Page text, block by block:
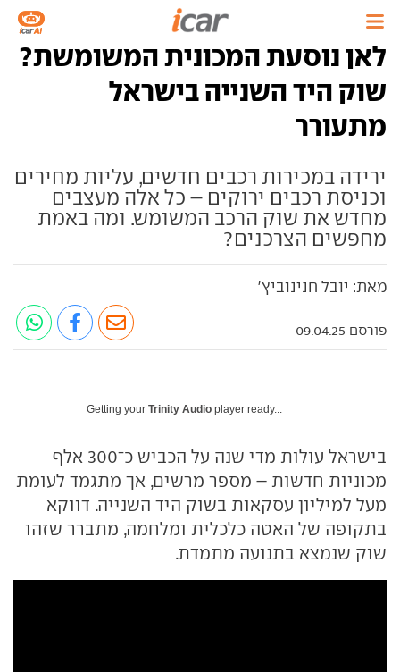
לאן נוסעת המכונית המשומשת?
שוק היד השנייה בישראל
מתעורר
ירידה במכירות רכבים חדשים, עליות מחירים
וכניסת רכבים ירוקים – כל אלה מעצבים
מחדש את שוק הרכב המשומש. ומה באמת
מחפשים הצרכנים?
מאת: יובל חנינוביץ'
פורסם 09.04.25
Getting your Trinity Audio player ready...
בישראל עולות מדי שנה על הכביש כ־300 אלף
מכוניות חדשות – מספר מרשים, אך מתגמד לעומת
מעל למיליון עסקאות בשוק היד השנייה. דווקא
בתקופה של האטה כלכלית ומלחמה, מתברר שזהו
שוק שנמצא בתנועה מתמדת.